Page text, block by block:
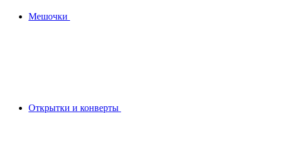
Мешочки
Открытки и конверты